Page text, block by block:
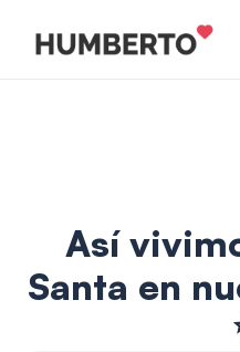
Así
Santa en